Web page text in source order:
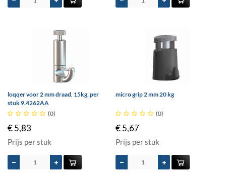
loqqer voor 2 mm draad, 15kg, per
stuk 9.4262AA
     (0)
€ 5,83
Prijs per stuk
micro grip 2 mm 20 kg
     (0)
€ 5,67
Prijs per stuk